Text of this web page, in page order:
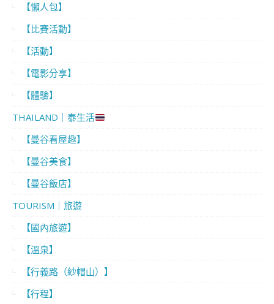
【懶人包】
【比賽活動】
【活動】
【電影分享】
【體驗】
THAILAND｜泰生活
【曼谷看屋趣】
【曼谷美食】
【曼谷飯店】
TOURISM｜旅遊
【國內旅遊】
【溫泉】
【行義路（紗帽山）】
【行程】